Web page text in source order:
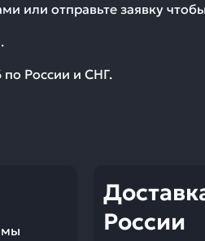
или отправьте заявку
по России и СНГ.
мы
России